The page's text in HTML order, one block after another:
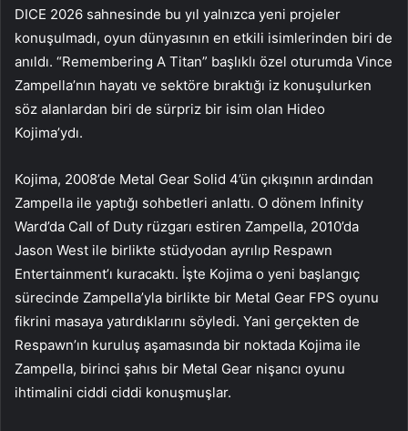
DICE 2026 sahnesinde bu yıl yalnızca yeni projeler
konuşulmadı, oyun dünyasının en etkili isimlerinden biri de
anıldı. “Remembering A Titan” başlıklı özel oturumda Vince
Zampella’nın hayatı ve sektöre bıraktığı iz konuşulurken
söz alanlardan biri de sürpriz bir isim olan Hideo
Kojima’ydı.
Kojima, 2008’de Metal Gear Solid 4’ün çıkışının ardından
Zampella ile yaptığı sohbetleri anlattı. O dönem Infinity
Ward’da Call of Duty rüzgarı estiren Zampella, 2010’da
Jason West ile birlikte stüdyodan ayrılıp Respawn
Entertainment’ı kuracaktı. İşte Kojima o yeni başlangıç
sürecinde Zampella’yla birlikte bir Metal Gear FPS oyunu
fikrini masaya yatırdıklarını söyledi. Yani gerçekten de
Respawn’ın kuruluş aşamasında bir noktada Kojima ile
Zampella, birinci şahıs bir Metal Gear nişancı oyunu
ihtimalini ciddi ciddi konuşmuşlar.